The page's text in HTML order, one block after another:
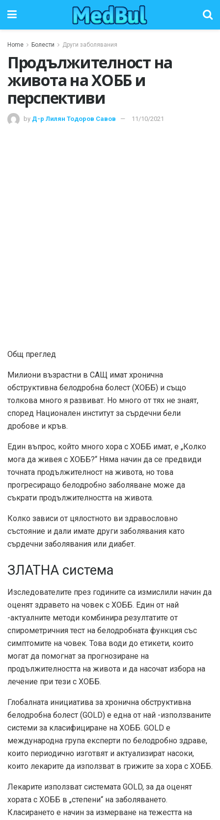
Home Болести Други заболявания
Продължителност на
живота на ХОББ и
перспективи
by Д-р Лилян Тодоров Савов 11/10/2021
Общ преглед
Милиони възрастни в САЩ имат хронична
обструктивна белодробна болест (ХОББ) и също
толкова много я развиват. Но много от тях не знаят,
според Национален институт за сърдечни бели
дробове и кръв.
Един въпрос, който много хора с ХОББ имат, е „Колко
мога да живея с ХОББ?“ Няма начин да се предвиди
точната продължителност на живота, но това
прогресиращо белодробно заболяване може да
съкрати продължителността на живота.
Колко зависи от цялостното ви здравословно
състояние и дали имате други заболявания като
сърдечни заболявания или диабет.
ЗЛАТНА система
Изследователите през годините са измислили начин да
оценят здравето на човек с ХОББ. Един от най
-актуалните методи комбинира резултатите от
спирометричния тест на белодробната функция със
симптомите на човек. Това води до етикети, които
могат да помогнат за прогнозиране на
продължителността на живота и да насочат избора на
лечение при тези с ХОББ.
Глобалната инициатива за хронична обструктивна
белодробна болест (GOLD) е една от най -използваните
системи за класифициране на ХОББ. GOLD е
международна група експерти по белодробно здраве,
които периодично изготвят и актуализират насоки,
които лекарите да използват в грижите за хора с ХОББ.
Лекарите използват системата GOLD, за да оценят
хората с ХОББ в „степени“ на заболяването.
Класирането е начин за измерване на тежестта на